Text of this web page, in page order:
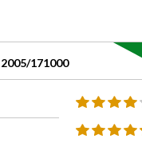
2005/171000